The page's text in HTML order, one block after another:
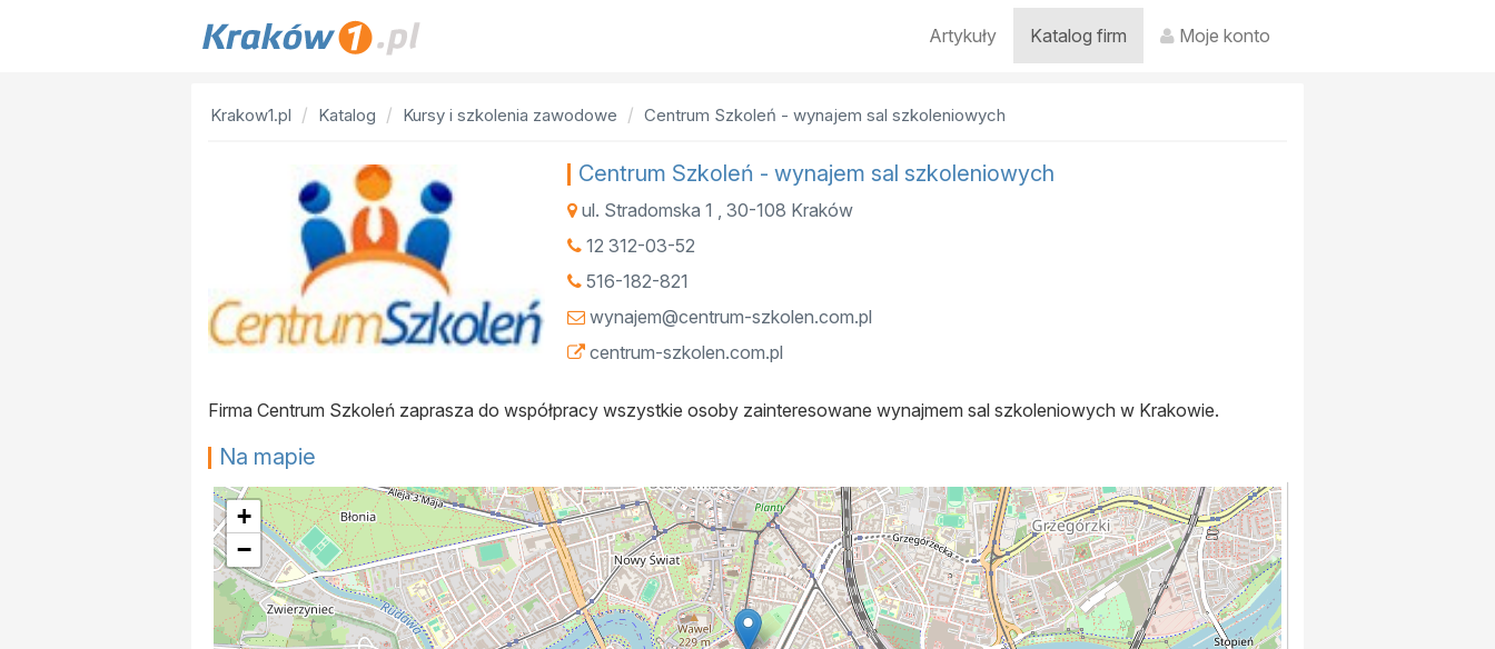
Artykuły Katalog firm Moje konto
Krakow1.pl Katalog Kursy i szkolenia zawodowe Centrum Szkoleń - wynajem sal szkoleniowych
Centrum Szkoleń - wynajem sal szkoleniowych
ul. Stradomska 1 ,30-108 Kraków
12 312-03-52
516-182-821
wynajem@centrum-szkolen.com.pl
centrum-szkolen.com.pl
Firma Centrum Szkoleń zaprasza do współpracy wszystkie osoby zainteresowane wynajmem sal szkoleniowych w Krakowie.
Na mapie
+
−